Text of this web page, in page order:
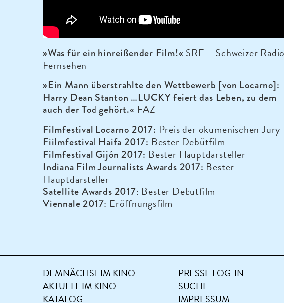
»Was für ein hinreißender Film!« SRF – Schweizer Radio
Fernsehen
»Ein Mann überstrahlte den Wettbewerb [von Locarno]:
Harry Dean Stanton …LUCKY feiert das Leben, zu dem
auch der Tod gehört.« FAZ
Filmfestival Locarno 2017: Preis der ökumenischen Jury
Fiilmfestival Haifa 2017: Bester Debütfilm
Filmfestival Gijón 2017: Bester Hauptdarsteller
Indiana Film Journalists Awards 2017: Bester
Hauptdarsteller
Satellite Awards 2017: Bester Debütfilm
Viennale 2017: Eröffnungsfilm
DEMNÄCHST IM KINO
AKTUELL IM KINO
KATALOG
PRESSE LOG-IN
SUCHE
IMPRESSUM